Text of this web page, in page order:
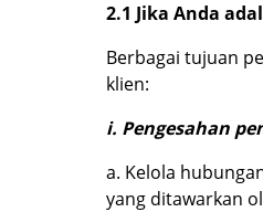
2.1 Jika Anda
Berbagai tujuan
klien:
i. Pengesahan
a. Kelola
yang ditawarkan